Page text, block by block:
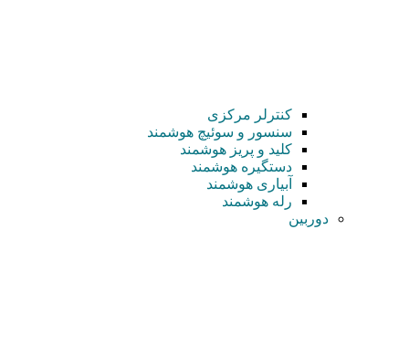
کنترلر مرکزی
سنسور و سوئیچ هوشمند
کلید و پریز هوشمند
دستگیره هوشمند
آبیاری هوشمند
رله هوشمند
دوربین